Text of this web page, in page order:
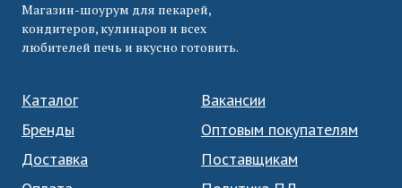
Магазин-шоурум для пекарей,
кондитеров, кулинаров и всех
любителей печь и вкусно готовить.
Каталог
Бренды
Доставка
Вакансии
Оптовым покупателям
Поставщикам